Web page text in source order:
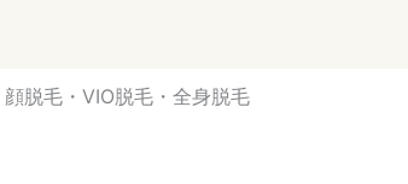
脱毛・VIO脱毛・全身脱毛